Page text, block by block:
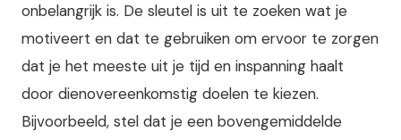
onbelangrijk is. De sleutel is uit te zoeken wat je
motiveert en dat te gebruiken om ervoor te zorgen
dat je het meeste uit je tijd en inspanning haalt
door dienovereenkomstig doelen te kiezen.
Bijvoorbeeld, stel dat je een bovengemiddelde